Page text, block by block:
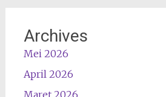
Archives
Mei 2026
April 2026